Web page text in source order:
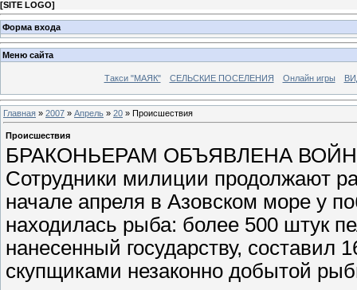
[SITE LOGO]
Форма входа
Меню сайта
Такси "МАЯК" СЕЛЬСКИЕ ПОСЕЛЕНИЯ Онлайн игры
Главная » 2007 » Апрель » 20 » Происшествия
Происшествия
БРАКОНЬЕРАМ ОБЪЯВЛЕНА
Сотрудники милиции продолжают
начале апреля в Азовском море у
находилась рыба: более 500 штук
нанесенный государству, составил
скупщиками незаконно добытой